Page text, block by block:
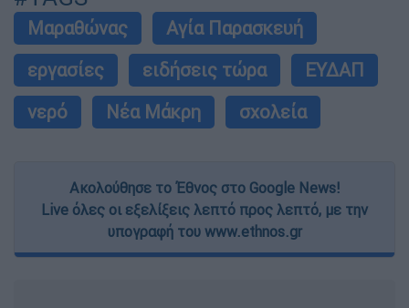
Μαραθώνας
Αγία Παρασκευή
εργασίες
ειδήσεις τώρα
ΕΥΔΑΠ
νερό
Νέα Μάκρη σχολεία
Ακολούθησε το Έθνος στο Google News!
Live όλες οι εξελίξεις λεπτό προς λεπτό, με την
υπογραφή του www.ethnos.gr